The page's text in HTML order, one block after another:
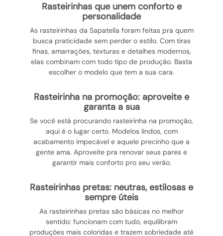
rasteirinhas que unem conforto e
personalidade
As rasteirinhas da Sapatella foram feitas pra quem
busca praticidade sem perder o estilo. Com tiras
finas, amarrações, texturas e detalhes modernos,
elas combinam com todo tipo de produção. Basta
escolher o modelo que tem a sua cara.
rasteirinha na promoção: aproveite e
garanta a sua
Se você está procurando rasteirinha na promoção,
aqui é o lugar certo. Modelos lindos, com
acabamento impecável e aquele precinho que a
gente ama. Aproveite pra renovar seus pares e
garantir mais conforto pro seu verão.
rasteirinhas pretas: neutras, estilosas e
sempre úteis
As rasteirinhas pretas são básicas no melhor
sentido: funcionam com tudo, equilibram
produções mais coloridas e trazem sobriedade até